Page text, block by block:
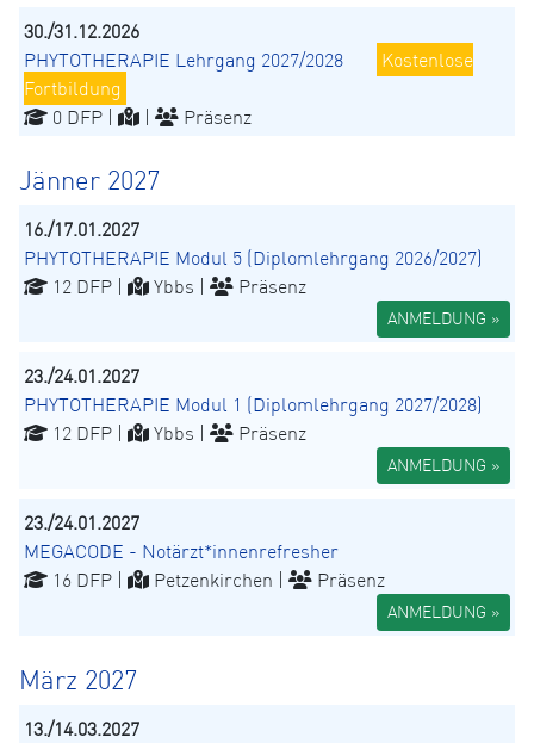
30./31.12.2026
PHYTOTHERAPIE Lehrgang 2027/2028
Kostenlose
Fortbildung
0 DFP |
Präsenz
Jänner 2027
16./17.01.2027
PHYTOTHERAPIE Modul 5 (Diplomlehrgang 2026/2027)
12 DFP |
Ybbs | Präsenz
ANMELDUNG »
23./24.01.2027
PHYTOTHERAPIE Modul 1 (Diplomlehrgang 2027/2028)
12 DFP |
Ybbs | Präsenz
ANMELDUNG »
23./24.01.2027
MEGACODE - Notärzt*innenrefresher
16 DFP |
Petzenkirchen | Präsenz
ANMELDUNG »
März 2027
13./14.03.2027